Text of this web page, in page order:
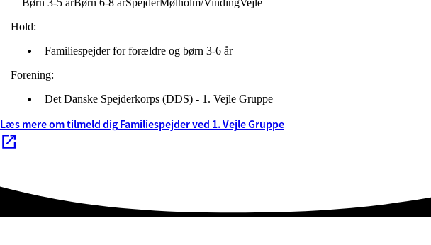
Børn 3-5 årBørn 6-8 årSpejderMølholm/VindingVejle
Hold:
Familiespejder for forældre og børn 3-6 år
Forening:
Det Danske Spejderkorps (DDS) - 1. Vejle Gruppe
Læs mere om tilmeld dig Familiespejder ved 1. Vejle Gruppe